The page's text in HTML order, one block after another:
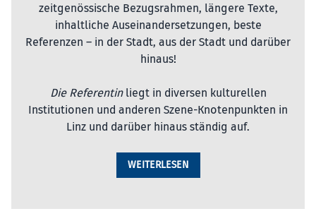
zeitgenössische Bezugsrahmen, längere Texte,
inhaltliche Auseinandersetzungen, beste
Referenzen – in der Stadt, aus der Stadt und darüber
hinaus!
Die Referentinliegt in diversen kulturellen
Institutionen und anderen Szene-Knotenpunkten in
Linz und darüber hinaus ständig auf.
WEITERLESEN